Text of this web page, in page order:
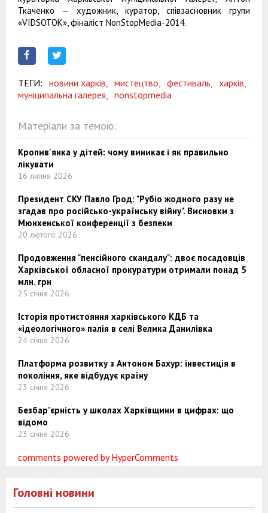
Ткаченко — художник, куратор, співзасновник групи
«VIDSOTOK», фіналіст NonStopMedia-2014.
ТЕГИ: новини харків, мистецтво, фестиваль,
харків,
муніципальна галерея,
nonstopmedia
Матеріали за темою:
Кропив'янка у дітей: чому виникає і як правильно
лікувати
16 липня 2026
Президент СКУ Павло Грод: "Рубіо жодного разу не
згадав про російсько-українську війну". Висновки з
Мюнхенської конференції з безпеки
20 лютого 2026
Продовження "пенсійного скандалу": двоє посадовців
Харківської обласної прокуратури отримали понад 5
млн. грн
25 січня 2026
Історія протистояння харківського КДБ та
«ідеологічного» палія в селі Велика Данилівка
24 січня 2026
Платформа розвитку з Антоном Бахур: інвестиція в
покоління, яке відбудує країну
23 січня 2026
Безбар’єрність у школах Харківщини в цифрах: що
відомо
23 січня 2026
comments powered by HyperComments
Головні новини